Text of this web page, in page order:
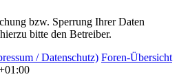
bzw. Sperrung Ihrer Daten
bitte den Betreiber.
/ Datenschutz) Foren-Übersicht